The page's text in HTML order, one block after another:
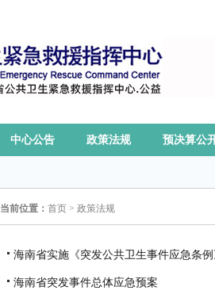
中心公告 政策法规 预决算公
当前位置： 首页 > 政策法规
海南省实施《突发公共卫生事件应急条
海南省突发事件总体应急预案